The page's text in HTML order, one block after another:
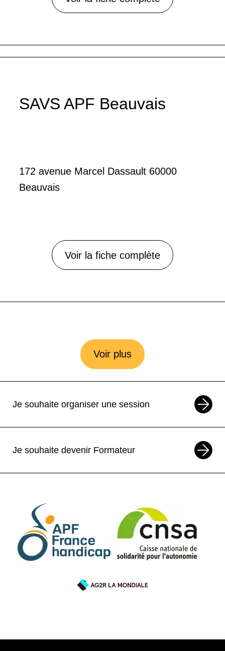
SAVS APF Beauvais
172 avenue Marcel Dassault 60000
Beauvais
Voir la fiche complète
Voir plus
Je souhaite organiser une session
Je souhaite devenir Formateur